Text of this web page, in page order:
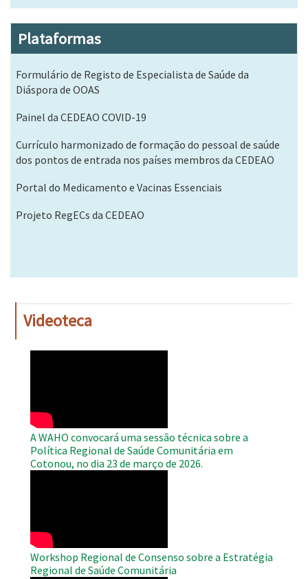
Plataformas
Formulário de Registo de Especialista de Saúde da
Diáspora de OOAS
Painel da CEDEAO COVID-19
Currículo harmonizado de formação do pessoal de saúde
dos pontos de entrada nos países membros da CEDEAO
Portal do Medicamento e Vacinas Essenciais
Projeto RegECs da CEDEAO
Videoteca
A WAHO convocará uma sessão técnica sobre a
Política Regional de Saúde Comunitária em
Cotonou, no dia 23 de março de 2026.
Workshop Regional de Consenso sobre a Estratégia
Regional de Saúde Comunitária